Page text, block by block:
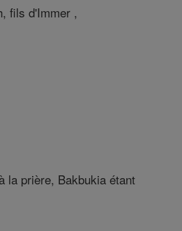
fils d'Immer ,
la prière, Bakbukia étant